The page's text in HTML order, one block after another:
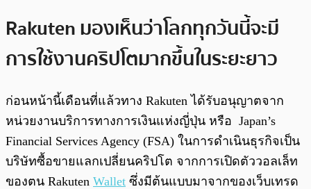
Rakuten มองเห็นว่าโลกทุกวันนี้จะมี
การใช้งานคริปโตมากขึ้นในระยะยาว
ก่อนหน้านี้เดือนที่แล้วทาง Rakuten ได้รับอนุญาตจาก
หน่วยงานบริการทางการเงินแห่งญี่ปุ่น หรือ Japan’s
Financial Services Agency (FSA) ในการดำเนินธุรกิจเป็น
บริษัทซื้อขายแลกเปลี่ยนคริปโต จากการเปิดตัววอลเล็ท
ของตน Rakuten Wallet ซึ่งมีต้นแบบมาจากของเว็บเทรด